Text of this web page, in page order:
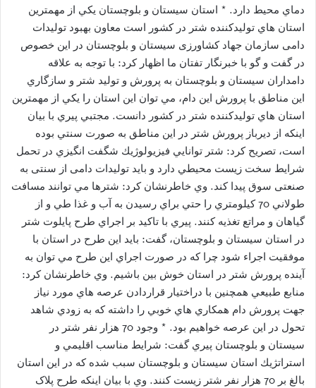
دماي محيط دارد. * استان سيستان و بلوچستان يكي از مهمترين
استان هاي توليدكننده شتر در كشور است معاون بهبود تولیدات
دامی سازمان جهاد کشاورزی سیستان و بلوچستان در اين خصوص
در گفت و گو با خبرنگار تفتان ما اظهار كرد: با توجه به علاقه
دامداران سيستان و بلوچستان به پرورش و توليد شتر و سازگاري
اين مناطق با پرورش اين دام، مي توان اين استان را يكي از مهمترين
استان هاي توليدكننده شتر در كشور دانست. مجتبي پيري با بيان
اينكه از ديرباز پرورش شتر در اين مناطق به صورت سنتي بوده
است، تصريح كرد: شتر توانايي فيزيولوژيك شگفت انگيزي در تحمل
شرايط سخت زيست محيطي دارد و بايد تولیدات دامی از سنتی به
صنعتی سوق پیدا کند. وي خاطرنشان كرد: شترها مي توانند مسافت
طولاني 70 كيلومتري را حتي براي رسيدن به آب و غذا طي و از
گياهان و مراتع تغذيه كنند. پيري با تاكيد بر اجراي طرح پايلوت شتر
در استان سيستان و بلوچستان، گفت: بايد اين طرح در استان با
موفقيت اجراء شود چرا كه در صورت اجراي اين طرح مي توان به
آينده پرورش شتر در استان خوش بين باشيم. وي خاطرنشان كرد:
منابع طبيعي همچنين با دراختيار قراردادن عرصه هاي مورد نياز
جهت پرورش دام همكاري هاي خوبي را داشته كه به زودي شاهد
تحول در اين عرصه خواهيم بود. * وجود 70 هزار نفر شتر در
سيستان و بلوچستان پيري گفت: شرايط مناسب اقليمي و
استراتژيك استان سيستان و بلوچستان سبب شده كه در اين استان
بالغ بر 70 هزار نفر شتر زيست كنند. وي با بيان اينكه طرح پلاک